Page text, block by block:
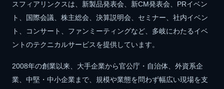
スフィアリンクスは、新製品発表会、新CM発表会、PRイベン
ト、国際会議、株主総会、決算説明会、セミナー、社内イベン
ト、コンサート、ファンミーティングなど、多岐にわたるイベ
ントのテクニカルサービスを提供しています。
2008年の創業以来、大手企業から官公庁・自治体、外資系企
業、中堅・中小企業まで、規模や業態を問わず幅広い現場を支